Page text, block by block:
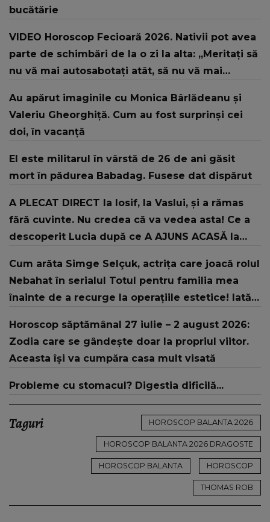
bucătărie
VIDEO Horoscop Fecioară 2026. Nativii pot avea
parte de schimbări de la o zi la alta: „Meritați să
nu vă mai autosabotați atât, să nu vă mai
Au apărut imaginile cu Monica Bârlădeanu și
Valeriu Gheorghiță. Cum au fost surprinși cei
doi, în vacanță
El este militarul în vârstă de 26 de ani găsit
mort în pădurea Babadag. Fusese dat dispărut
A PLECAT DIRECT la Iosif, la Vaslui, și a rămas
fără cuvinte. Nu credea că va vedea asta! Ce a
descoperit Lucia după ce A AJUNS ACASĂ la
că..."
Cum arăta Simge Selçuk, actrița care joacă rolul
Nebahat în serialul Totul pentru familia mea
înainte de a recurge la operațiile estetice! Iată
„Tinerețe rebelă”
Horoscop săptămânal 27 iulie – 2 august 2026:
Zodia care se gândește doar la propriul viitor.
Aceasta își va cumpăra casa mult visată
Probleme cu stomacul? Digestia dificilă...
Taguri HOROSCOP BALANTA 2026
HOROSCOP BALANTA 2026 DRAGOSTE
HOROSCOP BALANTA HOROSCOP
THOMAS ROB